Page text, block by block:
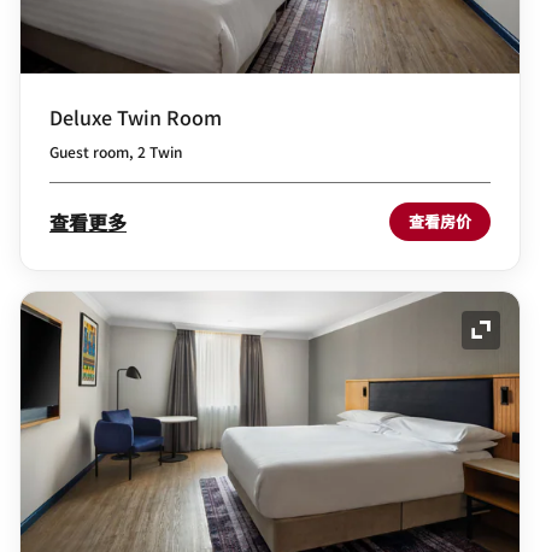
Deluxe Twin Room
Guest room, 2 Twin
查看更多 查看房价
展开